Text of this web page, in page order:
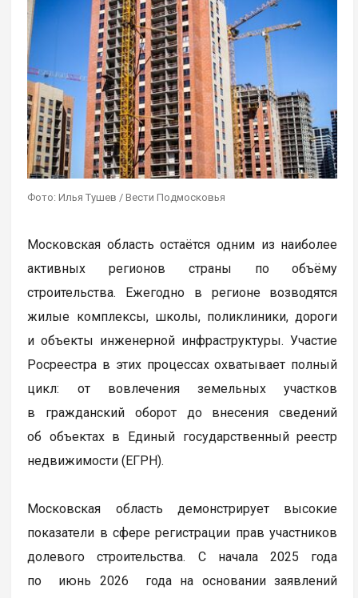
Фото: Илья Тушев / Вести Подмосковья
Московская область остаётся одним из наиболее
активных регионов страны по объёму
строительства. Ежегодно в регионе возводятся
жилые комплексы, школы, поликлиники, дороги
и объекты инженерной инфраструктуры. Участие
Росреестра в этих процессах охватывает полный
цикл: от вовлечения земельных участков
в гражданский оборот до внесения сведений
об объектах в Единый государственный реестр
недвижимости (ЕГРН).
Московская область демонстрирует высокие
показатели в сфере регистрации прав участников
долевого строительства. С начала 2025 года
по июнь 2026 года на основании заявлений